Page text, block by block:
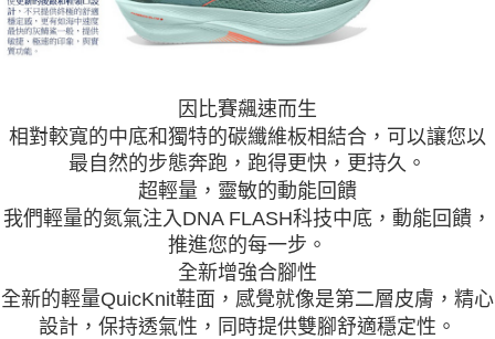
因比賽飆速而生
相對較寬的中底和獨特的碳纖維板相結合，可以讓您以
最自然的步態奔跑，跑得更快，更持久。
超輕量，靈敏的動能回饋
我們輕量的氮氣注入DNA FLASH科技中底，動能回饋，
推進您的每一步。
全新增強合腳性
全新的輕量QuicKnit鞋面，感覺就像是第二層皮膚，精心
設計，保持透氣性，同時提供雙腳舒適穩定性。